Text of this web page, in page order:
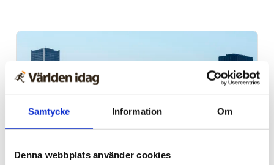
Samtycke Information Om
Denna webbplats använder cookies